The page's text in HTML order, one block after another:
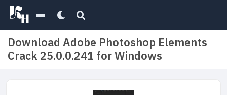
Download Adobe Photoshop Elements
Crack 25.0.0.241 for Windows